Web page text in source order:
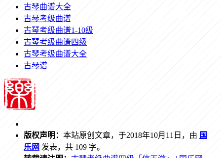
古琴曲谱大全
古琴考级曲谱
古琴考级曲谱1-10级
古琴考级曲谱四级
古琴考级曲谱大全
古琴谱
版权声明： 本站原创文章，于2018年10月11日，由 国
乐网 发表，共 109 字。